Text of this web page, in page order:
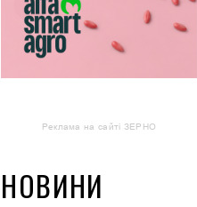
Реклама на сайті ЗЕРНО
НОВИНИ